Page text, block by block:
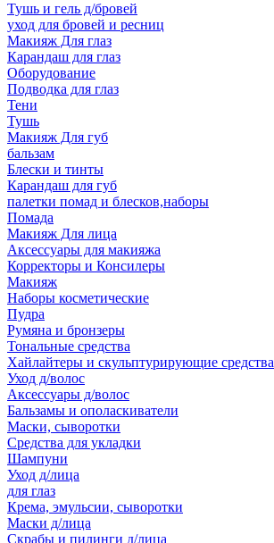
Тушь и гель д/бровей
уход для бровей и ресниц
Макияж Для глаз
Карандаш для глаз
Оборудование
Подводка для глаз
Тени
Тушь
Макияж Для губ
бальзам
Блески и тинты
Карандаш для губ
палетки помад и блесков,наборы
Помада
Макияж Для лица
Аксессуары для макияжа
Корректоры и Консилеры
Макияж
Наборы косметические
Пудра
Румяна и бронзеры
Тональные средства
Хайлайтеры и скульптурирующие средства
Уход д/волос
Аксессуары д/волос
Бальзамы и ополаскиватели
Маски, сыворотки
Средства для укладки
Шампуни
Уход д/лица
для глаз
Крема, эмульсии, сыворотки
Маски д/лица
Скрабы и пилинги д/лица